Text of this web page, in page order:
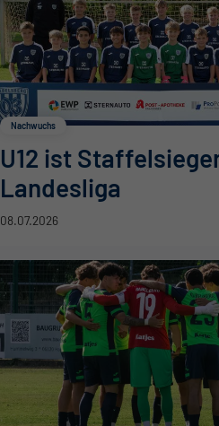
U12 ist
Landesliga
Nachwuchs
08.07.2026